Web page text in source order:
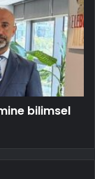
bilimsel